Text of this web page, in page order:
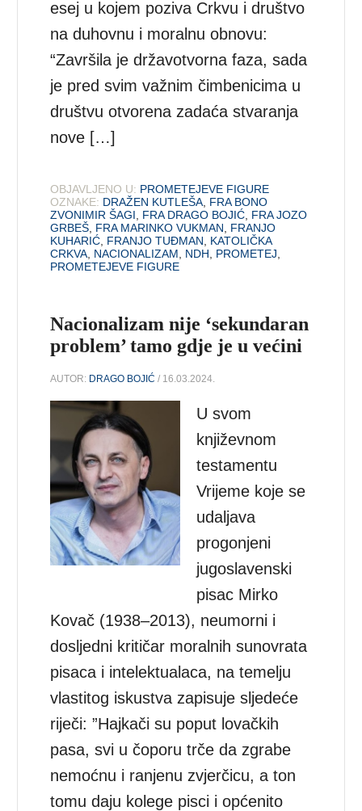
esej u kojem poziva Crkvu i društvo
na duhovnu i moralnu obnovu:
“Završila je državotvorna faza, sada
je pred svim važnim čimbenicima u
društvu otvorena zadaća stvaranja
nove […]
OBJAVLJENO U: PROMETEJEVE FIGURE
OZNAKE: DRAŽEN KUTLEŠA FRA BONO
ZVONIMIR ŠAGI
FRA DRAGO BOJIĆ FRA JOZO
GRBEŠ FRA MARINKO VUKMAN
FRANJO
KUHARIĆ FRANJO TUĐMAN
KATOLIČKA
CRKVA NACIONALIZAM NDH PROMETEJ
PROMETEJEVE FIGURE
Nacionalizam nije ‘sekundaran
problem’ tamo gdje je u većini
AUTOR: DRAGO BOJIĆ / 16.03.2024.
U svom
književnom
testamentu
Vrijeme koje se
udaljava
progonjeni
jugoslavenski
pisac Mirko
Kovač (1938–2013), neumorni i
dosljedni kritičar moralnih sunovrata
pisaca i intelektualaca, na temelju
vlastitog iskustva zapisuje sljedeće
riječi: ”Hajkači su poput lovačkih
pasa, svi u čoporu trče da zgrabe
nemoćnu i ranjenu zvjerčicu, a ton
tomu daju kolege pisci i općenito